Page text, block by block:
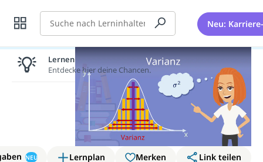
Suche Neu:
NEU Lernplan Merken
Link teilen
Lernen lohnt sich!
Entdecke hier deine Chancen.